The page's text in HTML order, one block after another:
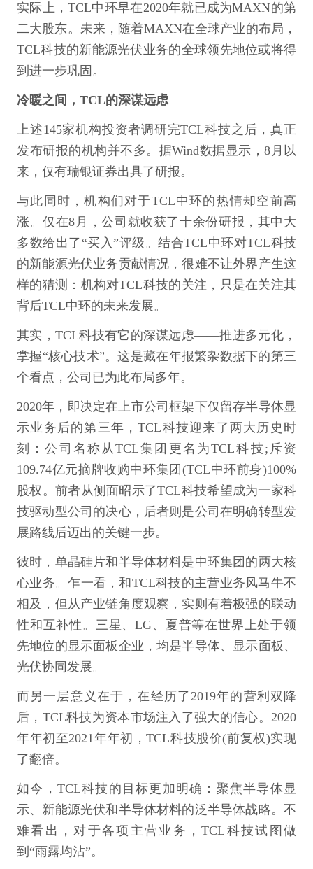
实际上，TCL中环早在2020年就已成为MAXN的第
二大股东。未来，随着MAXN在全球产业的布局，
TCL科技的新能源光伏业务的全球领先地位或将得
到进一步巩固。
冷暖之间，TCL的深谋远虑
上述145家机构投资者调研完TCL科技之后，真正
发布研报的机构并不多。据Wind数据显示，8月以
来，仅有瑞银证券出具了研报。
与此同时，机构们对于TCL中环的热情却空前高
涨。仅在8月，公司就收获了十余份研报，其中大
多数给出了“买入”评级。结合TCL中环对TCL科技
的新能源光伏业务贡献情况，很难不让外界产生这
样的猜测：机构对TCL科技的关注，只是在关注其
背后TCL中环的未来发展。
其实，TCL科技有它的深谋远虑——推进多元化，
掌握“核心技术”。这是藏在年报繁杂数据下的第三
个看点，公司已为此布局多年。
2020年，即决定在上市公司框架下仅留存半导体显
示业务后的第三年，TCL科技迎来了两大历史时
刻：公司名称从TCL集团更名为TCL科技;斥资
109.74亿元摘牌收购中环集团(TCL中环前身)100%
股权。前者从侧面昭示了TCL科技希望成为一家科
技驱动型公司的决心，后者则是公司在明确转型发
展路线后迈出的关键一步。
彼时，单晶硅片和半导体材料是中环集团的两大核
心业务。乍一看，和TCL科技的主营业务风马牛不
相及，但从产业链角度观察，实则有着极强的联动
性和互补性。三星、LG、夏普等在世界上处于领
先地位的显示面板企业，均是半导体、显示面板、
光伏协同发展。
而另一层意义在于，在经历了2019年的营利双降
后，TCL科技为资本市场注入了强大的信心。2020
年年初至2021年年初，TCL科技股价(前复权)实现
了翻倍。
如今，TCL科技的目标更加明确：聚焦半导体显
示、新能源光伏和半导体材料的泛半导体战略。不
难看出，对于各项主营业务，TCL科技试图做
到“雨露均沾”。